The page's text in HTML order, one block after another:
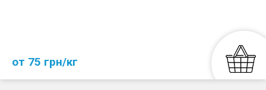
от 75 грн/кг